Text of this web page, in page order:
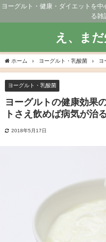
ヨーグルト・健康・ダイエットを
る雑
え、ま
ホーム ヨーグルト・乳酸菌
ヨ
ルトさえ飲めば病気が治るワケではない
ヨーグルト・乳酸菌
ヨーグルトの健康効果
トさえ飲めば病気が治
2018年5月17日